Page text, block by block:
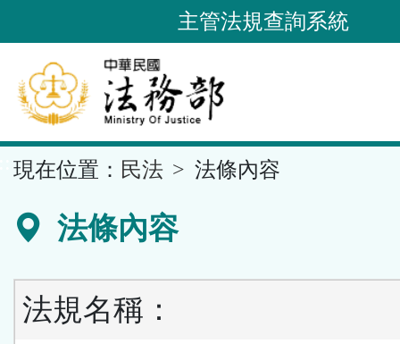
到
要
內
容
區
主管法規查詢系統
現在位置： 民法 法條內容
法條內容
法規名稱：